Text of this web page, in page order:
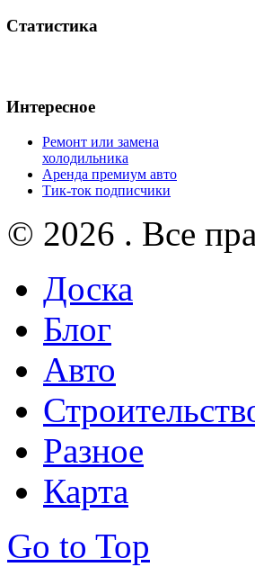
Статистика
Интересное
Ремонт или замена
холодильника
Аренда премиум авто
Тик-ток подписчики
© 2026 . Все
Доска
Блог
Авто
Разное
Карта
Go to Top